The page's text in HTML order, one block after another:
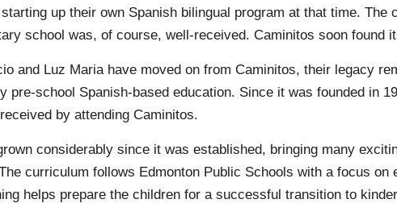
up their own Spanish bilingual program at that time.
school was, of course, well-received. Caminitos soon found
and Luz Maria have moved on from Caminitos, their legacy
pre-school Spanish-based education. Since it was founded in
by attending Caminitos.
considerably since it was established, bringing many
curriculum follows Edmonton Public Schools with a focus
helps prepare the children for a successful transition to